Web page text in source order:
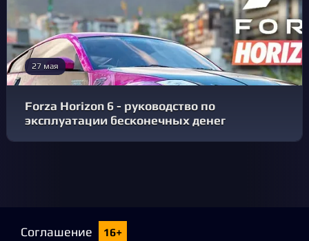
27 мая
Forza Horizon 6 - руководство по
эксплуатации бесконечных денег
Соглашение 16+